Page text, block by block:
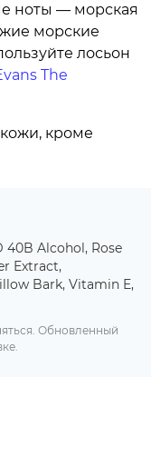
ноты — морская
морские
лосьон
The
кроме
40B Alcohol, Rose
Extract,
Bark, Vitamin E,
Обновленный